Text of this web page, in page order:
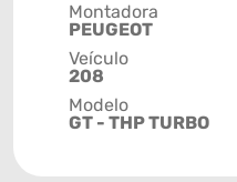
Montadora
PEUGEOT
Veículo
208
Modelo
GT - THP TURBO